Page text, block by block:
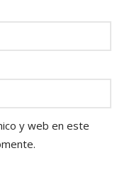
y web en este